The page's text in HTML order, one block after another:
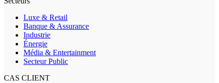
Luxe & Retail
Banque & Assurance
Industrie
Énergie
Média & Entertainment
Secteur Public
CAS CLIENT